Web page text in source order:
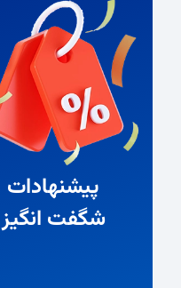
پیشنهادات
شگفت انگیز